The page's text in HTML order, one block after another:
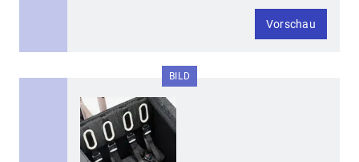
Vorschau
BILD